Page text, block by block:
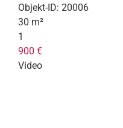
Objekt-ID: 20006
30 m²
1
900 €
Video